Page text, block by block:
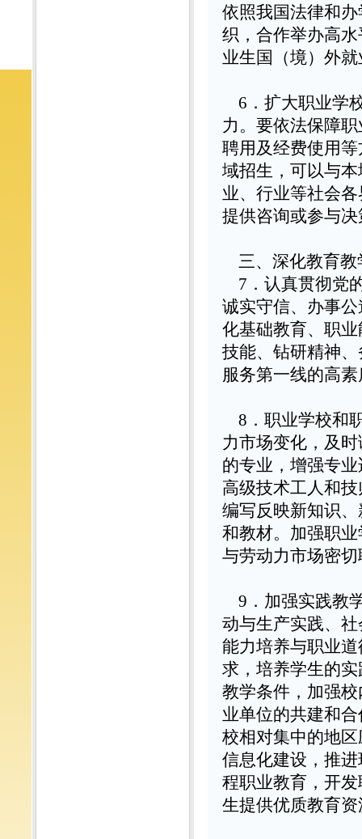
依照我国法律和
织，合作举办高
业生国（境）外
6 ．扩大职业学
力。要依法保障
聘用及经费使用
域招生，可以与
业、行业等社会
提供咨询或参与决
三、深化教育
7 ．认真贯彻党
诚实守信、办事
化基础教育、职
技能、钻研精神
服务第一线的高
8 ．职业学校和
力市场变化，及
的专业，增强专
高级技术工人和
编写反映新知识
和教材。加强职
与劳动力市场密
9 ．加强实践教
动与生产实践、
能力培养与职业
求，培养学生的
教学条件，加强
业单位的共建和
校相对集中的地
信息化建设，推
程职业教育，开
生提供优质教育资